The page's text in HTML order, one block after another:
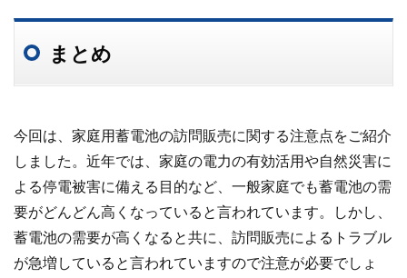
まとめ
今回は、家庭用蓄電池の訪問販売に関する注意点をご紹介
しました。近年では、家庭の電力の有効活用や自然災害に
よる停電被害に備える目的など、一般家庭でも蓄電池の需
要がどんどん高くなっていると言われています。しかし、
蓄電池の需要が高くなると共に、訪問販売によるトラブル
が急増していると言われていますので注意が必要でしょ